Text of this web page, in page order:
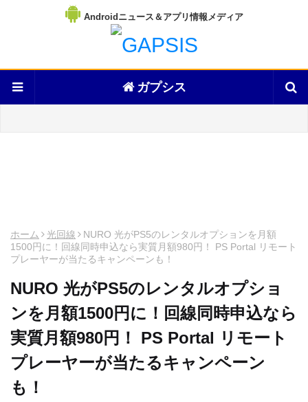
Androidニュース＆アプリ情報メディア
ガプシス
ホーム 光回線
NURO 光がPS5のレンタルオプションを月額
1500円に！回線同時申込なら実質月額980円！ PS Portal リモート
プレーヤーが当たるキャンペーンも！
NURO 光がPS5のレンタルオプショ
ンを月額1500円に！回線同時申込なら
実質月額980円！ PS Portal リモート
プレーヤーが当たるキャンペーン
も！